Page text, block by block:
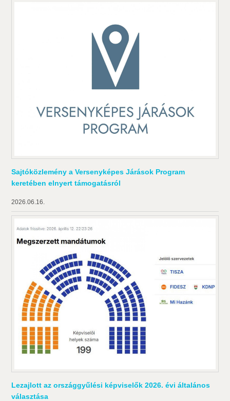
Sajtóközlemény a Versenyképes Járások Program
keretében elnyert támogatásról
2026.06.16.
Lezajlott az országgyűlési képviselők 2026. évi általános
választása